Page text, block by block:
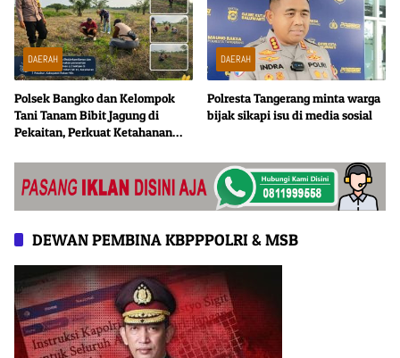
DAERAH
Polsek Bangko dan Kelompok
Tani Tanam Bibit Jagung di
Pekaitan, Perkuat Ketahanan
DAERAH
Polresta Tangerang minta warga
bijak sikapi isu di media sosial
DEWAN PEMBINA KBPPPOLRI & MSB